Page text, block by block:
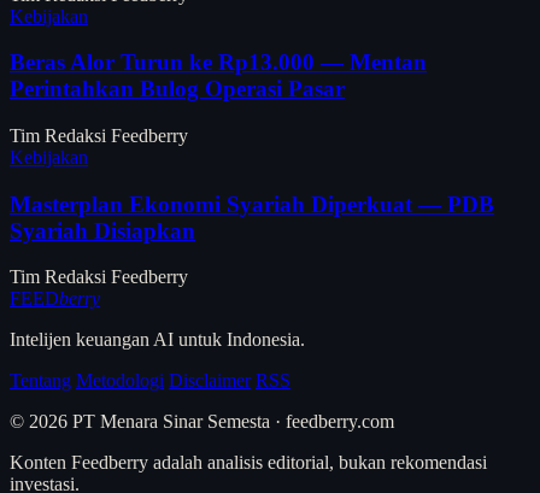
Kebijakan
Beras Alor Turun ke Rp13.000 — Mentan
Perintahkan Bulog Operasi Pasar
Tim Redaksi Feedberry
Kebijakan
Masterplan Ekonomi Syariah Diperkuat — PDB
Syariah Disiapkan
Tim Redaksi Feedberry
FEEDberry
Intelijen keuangan AI untuk Indonesia.
Tentang Metodologi Disclaimer RSS
© 2026 PT Menara Sinar Semesta · feedberry.com
Konten Feedberry adalah analisis editorial, bukan rekomendasi
investasi.